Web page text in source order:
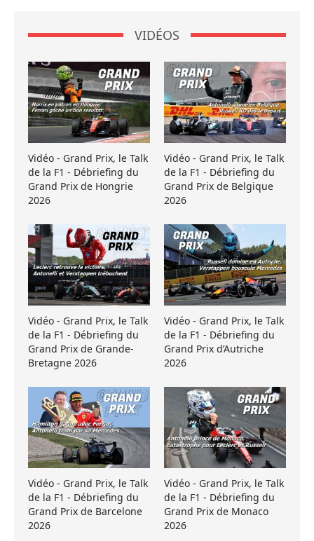
VIDÉOS
Vidéo - Grand Prix, le Talk
de la F1 - Débriefing du
Grand Prix de Hongrie
2026
Vidéo - Grand Prix, le Talk
de la F1 - Débriefing du
Grand Prix de Belgique
2026
Vidéo - Grand Prix, le Talk
de la F1 - Débriefing du
Grand Prix de Grande-
Bretagne 2026
Vidéo - Grand Prix, le Talk
de la F1 - Débriefing du
Grand Prix d’Autriche
2026
Vidéo - Grand Prix, le Talk
de la F1 - Débriefing du
Grand Prix de Barcelone
2026
Vidéo - Grand Prix, le Talk
de la F1 - Débriefing du
Grand Prix de Monaco
2026